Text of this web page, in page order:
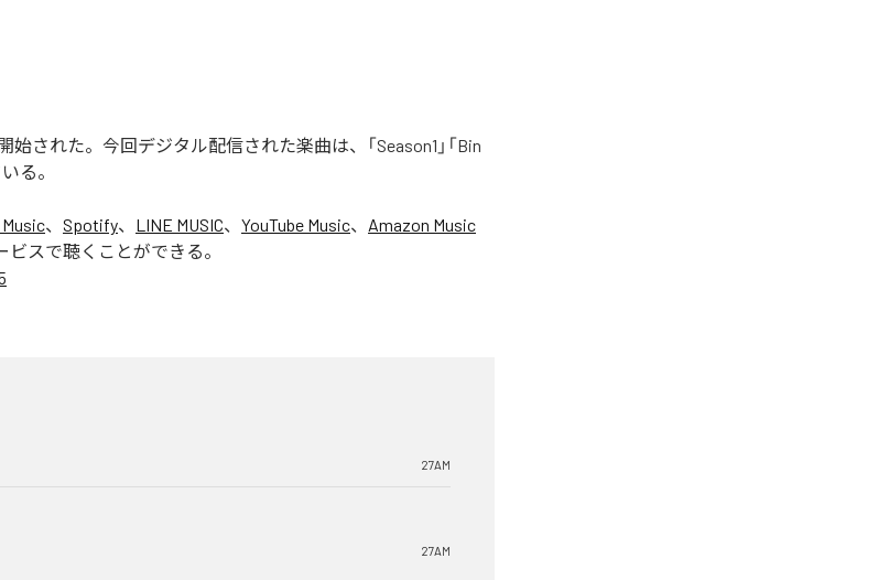
始された。今回デジタル配信された楽曲は、「Season1」「Bin
る。
、 Spotify、 LINE MUSIC、 YouTube Music、 Amazon Music
スで聴くことができる。
27AM
27AM